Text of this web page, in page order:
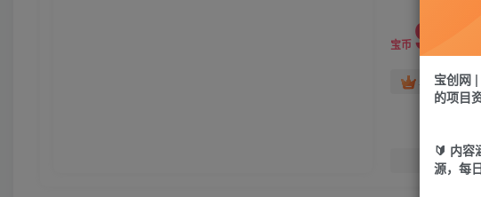
宝币 9.9
年卡会员免
宝创网
的项目
🔰 内容
源，每